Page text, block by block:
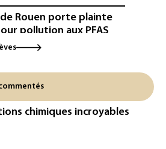
Rouen porte plainte
pollution aux PFAS
depuis fin juillet, la
autonomes: la
voie à leur
chimiques incroyables